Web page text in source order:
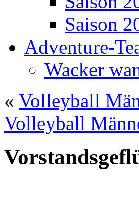
Saison
Adventure-
Wacker
« Volleyball
Volleyball